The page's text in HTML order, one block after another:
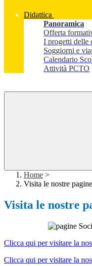
Didattica
Panoramica
Offerta
I progetti delle
Soggiorni e
Calendario
Attività PCTO
Home >
Visita le nostre
Visita le nostre
Clicca qui per visitare la
Clicca qui per visitare la